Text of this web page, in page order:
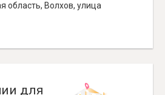
область, Волхов, улица
для